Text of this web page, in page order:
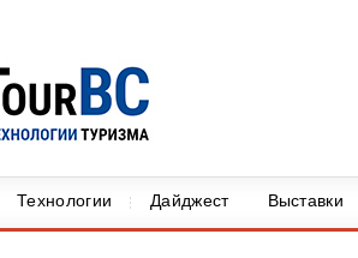
Технологии Дайджест Выставки